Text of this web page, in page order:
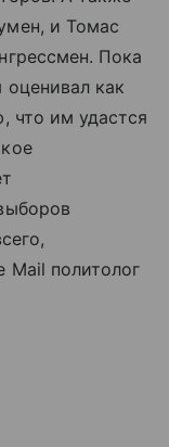
и Томас
Пока
как
что им удастся
Mail политолог